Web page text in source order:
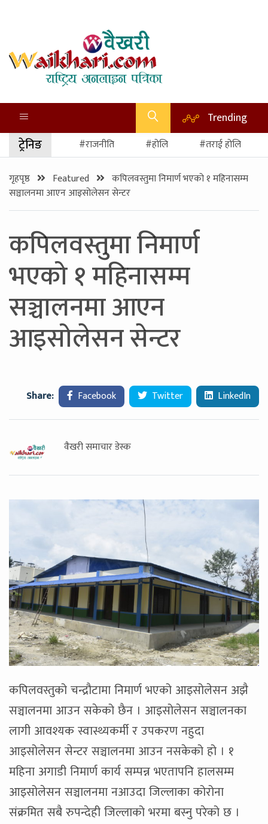
Trending
ट्रेनिङ #राजनीति #होलि #तराई होलि
गृहपृष्ठ Featured
कपिलवस्तुमा निमार्ण भएको १ महिनासम्म
सञ्चालनमा आएन आइसोलेसन सेन्टर
कपिलवस्तुमा निमार्ण
भएको १ महिनासम्म
सञ्चालनमा आएन
आइसोलेसन सेन्टर
Share: Facebook Twitter LinkedIn
वैखरी समाचार डेस्क
कपिलवस्तुको चन्द्रौटामा निमार्ण भएको आइसोलेसन अझै
सञ्चालनमा आउन सकेको छैन । आइसोलेसन सञ्चालनका
लागी आवश्यक स्वास्थ्यकर्मी र उपकरण नहुदा
आइसोलेसन सेन्टर सञ्चालनमा आउन नसकेको हो । १
महिना अगाडी निमार्ण कार्य सम्पन्न भएतापनि हालसम्म
आइसोलेसन सञ्चालनमा नआउदा जिल्लाका कोरोना
संक्रमित सबै रुपन्देही जिल्लाको भरमा बस्नु परेको छ ।